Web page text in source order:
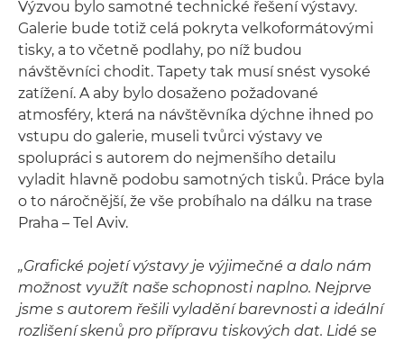
Výzvou bylo samotné technické řešení výstavy.
Galerie bude totiž celá pokryta velkoformátovými
tisky, a to včetně podlahy, po níž budou
návštěvníci chodit. Tapety tak musí snést vysoké
zatížení. A aby bylo dosaženo požadované
atmosféry, která na návštěvníka dýchne ihned po
vstupu do galerie, museli tvůrci výstavy ve
spolupráci s autorem do nejmenšího detailu
vyladit hlavně podobu samotných tisků. Práce byla
o to náročnější, že vše probíhalo na dálku na trase
Praha – Tel Aviv.
„Grafické pojetí výstavy je výjimečné a dalo nám
možnost využít naše schopnosti naplno. Nejprve
jsme s autorem řešili vyladění barevnosti a ideální
rozlišení skenů pro přípravu tiskových dat. Lidé se